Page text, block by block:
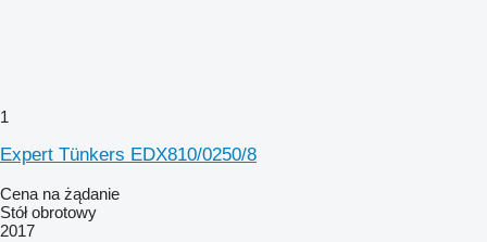
1
Expert Tünkers EDX810/0250/8
Cena na żądanie
Stół obrotowy
2017